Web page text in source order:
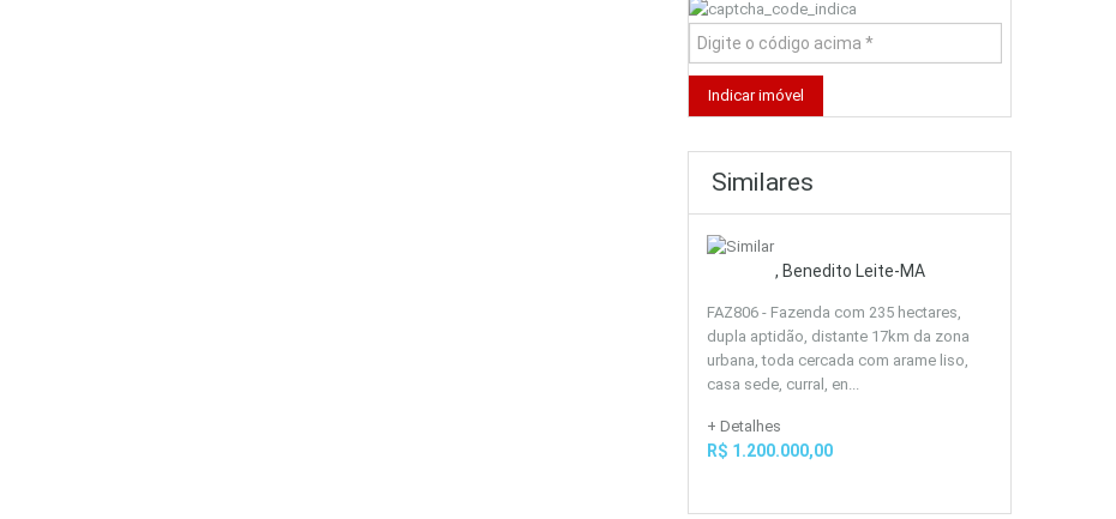
Similares
, Benedito Leite-MA
FAZ806 - Fazenda com 235 hectares,
dupla aptidão, distante 17km da zona
urbana, toda cercada com arame liso,
casa sede, curral, en...
+ Detalhes
R$ 1.200.000,00